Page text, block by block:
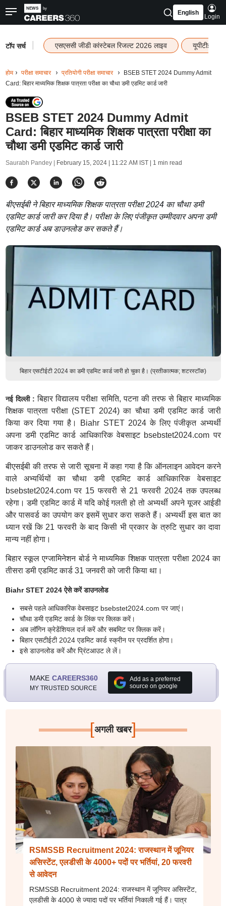
English
Login
टॉप सर्च एसएससी जीडी कांस्टेबल रिजल्ट 2026 लाइव यूपीटीईटी
होम परीक्षा समाचार प्रतियोगी परीक्षा समाचार
BSEB STET 2024 Dummy Admit
Card: बिहार माध्यमिक शिक्षक पात्रता परीक्षा का चौथा डमी एडमिट कार्ड जारी
BSEB STET 2024 Dummy Admit
Card: बिहार माध्यमिक शिक्षक पात्रता परीक्षा का
चौथा डमी एडमिट कार्ड जारी
Saurabh Pandey | February 15, 2024 | 11:22 AM IST| 1 min read
बीएसईबी ने बिहार माध्यमिक शिक्षक पात्रता परीक्षा 2024 का चौथा डमी
एडमिट कार्ड जारी कर दिया है। परीक्षा के लिए पंजीकृत उम्मीदवार अपना डमी
एडमिट कार्ड अब डाउनलोड कर सकते हैं।
बिहार एसटीईटी 2024 का डमी एडमिट कार्ड जारी हो चुका है। (प्रतीकात्मक; शटरस्टॉक)
नई दिल्ली :बिहार विद्यालय परीक्षा समिति, पटना की तरफ से बिहार माध्यमिक
शिक्षक पात्रता परीक्षा (STET 2024) का चौथा डमी एडमिट कार्ड जारी
किया कर दिया गया है। Biahr STET 2024 के लिए पंजीकृत अभ्यर्थी
अपना डमी एडमिट कार्ड आधिकारिक वेबसाइट bsebstet2024.com पर
जाकर डाउनलोड कर सकते हैं।
बीएसईबी की तरफ से जारी सूचना में कहा गया है कि ऑनलाइन आवेदन करने
वाले अभ्यर्थियों का चौथा डमी एडमिट कार्ड आधिकारिक वेबसाइट
bsebstet2024.com पर 15 फरवरी से 21 फरवरी 2024 तक उपलब्ध
रहेगा। डमी एडमिट कार्ड में यदि कोई गलती हो तो अभ्यर्थी अपने यूजर आईडी
और पासवर्ड का उपयोग कर इसमें सुधार करा सकते हैं। अभ्यर्थी इस बात का
ध्यान रखें कि 21 फरवरी के बाद किसी भी प्रकार के त्रुटि सुधार का दावा
मान्य नहीं होगा।
बिहार स्कूल एग्जामिनेशन बोर्ड ने माध्यमिक शिक्षक पात्रता परीक्षा 2024 का
तीसरा डमी एडमिट कार्ड 31 जनवरी को जारी किया था।
Biahr STET 2024 ऐसे करें डाउनलोड
सबसे पहले आधिकारिक वेबसाइट bsebstet2024.com पर जाएं।
चौथा डमी एडमिट कार्ड के लिंक पर क्लिक करें।
अब लॉगिन क्रेडेंशियल दर्ज करें और सबमिट पर क्लिक करें।
बिहार एसटीईटी 2024 एडमिट कार्ड स्क्रीन पर प्रदर्शित होगा।
इसे डाउनलोड करें और प्रिंटआउट ले लें।
MAKE CAREERS360
MY TRUSTED SOURCE
Add as a preferred
source on google
[अगली खबर]
RSMSSB Recruitment 2024: राजस्थान में जूनियर
असिस्टेंट, एलडीसी के 4000+ पदों पर भर्तियां, 20 फरवरी
से आवेदन
RSMSSB Recruitment 2024: राजस्थान में जूनियर असिस्टेंट,
एलडीसी के 4000 से ज्यादा पदों पर भर्तियां निकाली गई हैं। पात्र